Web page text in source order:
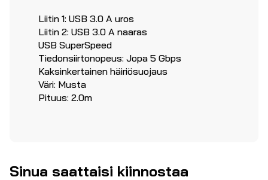
Liitin 1: USB 3.0 A uros
Liitin 2: USB 3.0 A naaras
USB SuperSpeed
Tiedonsiirtonopeus: Jopa 5 Gbps
Kaksinkertainen häiriösuojaus
Väri: Musta
Pituus: 2.0m
Sinua saattaisi kiinnostaa